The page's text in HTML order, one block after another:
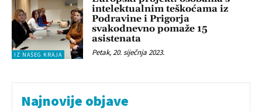
IZ NAŠEG KRAJA
intelektualnim teškoćama iz
Podravine i Prigorja
svakodnevno pomaže 15
asistenata
Petak, 20. siječnja 2023.
Najnovije objave